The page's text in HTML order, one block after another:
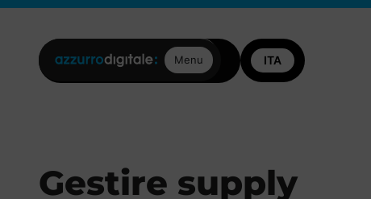
Posizioni aperte
Contattaci
Menu
Gestire supply